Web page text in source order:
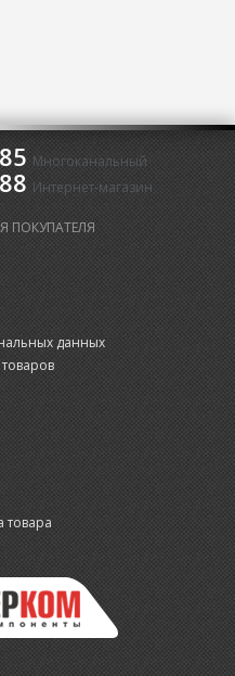
Многоканальный
Интернет-магазин
ПОКУПАТЕЛЯ
данных
товара